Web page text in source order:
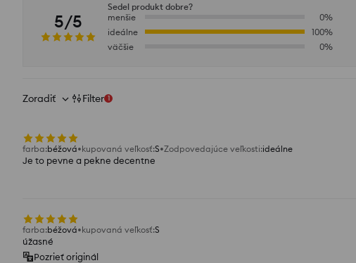
5/5
Sedel produkt dobre?
menšie
0%
ideálne
100%
väčšie
0%
Zoradiť Filter 1
farba:béžová kupovaná veľkosť:S Zodpovedajúce veľkosti:ideálne
Je to pevne a pekne decentne
farba:béžová kupovaná veľkosť:S
úžasné
Pozrieť originál